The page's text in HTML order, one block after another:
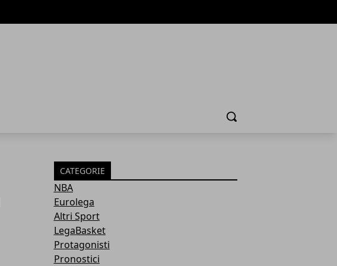
Cerca
CATEGORIE
NBA
Eurolega
Altri Sport
LegaBasket
Protagonisti
Pronostici